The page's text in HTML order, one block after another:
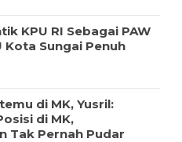
KPU RI Sebagai PAW
Kota Sungai Penuh
di MK, Yusril:
di MK,
Tak Pernah Pudar